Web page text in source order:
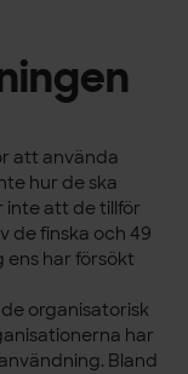
att använda
hur de ska
inte att de tillför
de finska och 49
ens har försökt
organisatorisk
har
Bland